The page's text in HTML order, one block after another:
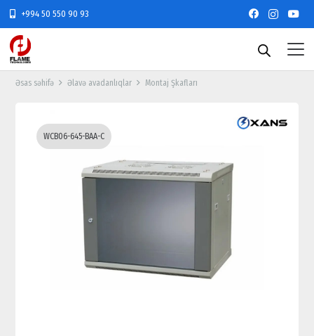
+994 50 550 90 93
Əsas səhifə Əlavə avadanlıqlar Montaj Şkafları
WCB06-645-BAA-C